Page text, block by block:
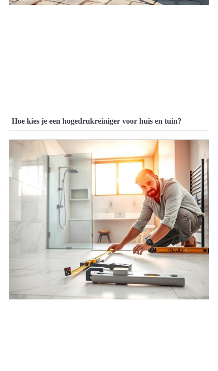
Hoe kies je een hogedrukreiniger voor huis en tuin?